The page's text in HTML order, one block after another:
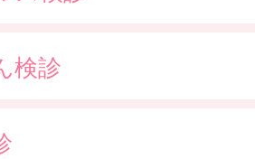
検診